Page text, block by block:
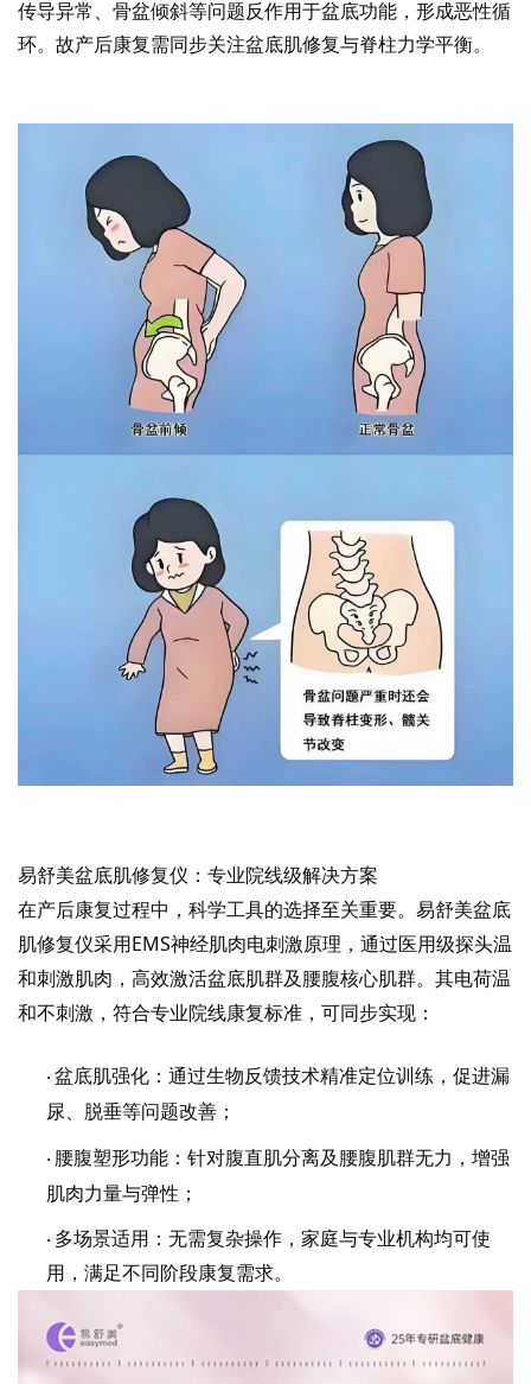
传导异常、骨盆倾斜等问题反作用于盆底功能，形成恶性循
环。故产后康复需同步关注盆底肌修复与脊柱力学平衡。
易舒美盆底肌修复仪：专业院线级解决方案
在产后康复过程中，科学工具的选择至关重要。易舒美盆底
肌修复仪采用EMS神经肌肉电刺激原理，通过医用级探头温
和刺激肌肉，高效激活盆底肌群及腰腹核心肌群。其电荷温
和不刺激，符合专业院线康复标准，可同步实现：
· 盆底肌强化 ：通过生物反馈技术精准定位训练，促进漏
尿、脱垂等问题改善；
· 腰腹塑形功能 ：针对腹直肌分离及腰腹肌群无力，增强
肌肉力量与弹性；
· 多场景适用 ：无需复杂操作，家庭与专业机构均可使
用，满足不同阶段康复需求。